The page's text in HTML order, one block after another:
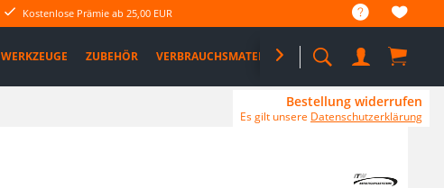
Kostenlose Prämie ab 25,00 EUR
WERKZEUGE ZUBEHÖR VERBRAUCHSMATERIAL %SALE% PRO DEALS

Bestellung widerrufen
Es gilt unsere Datenschutzerklärung